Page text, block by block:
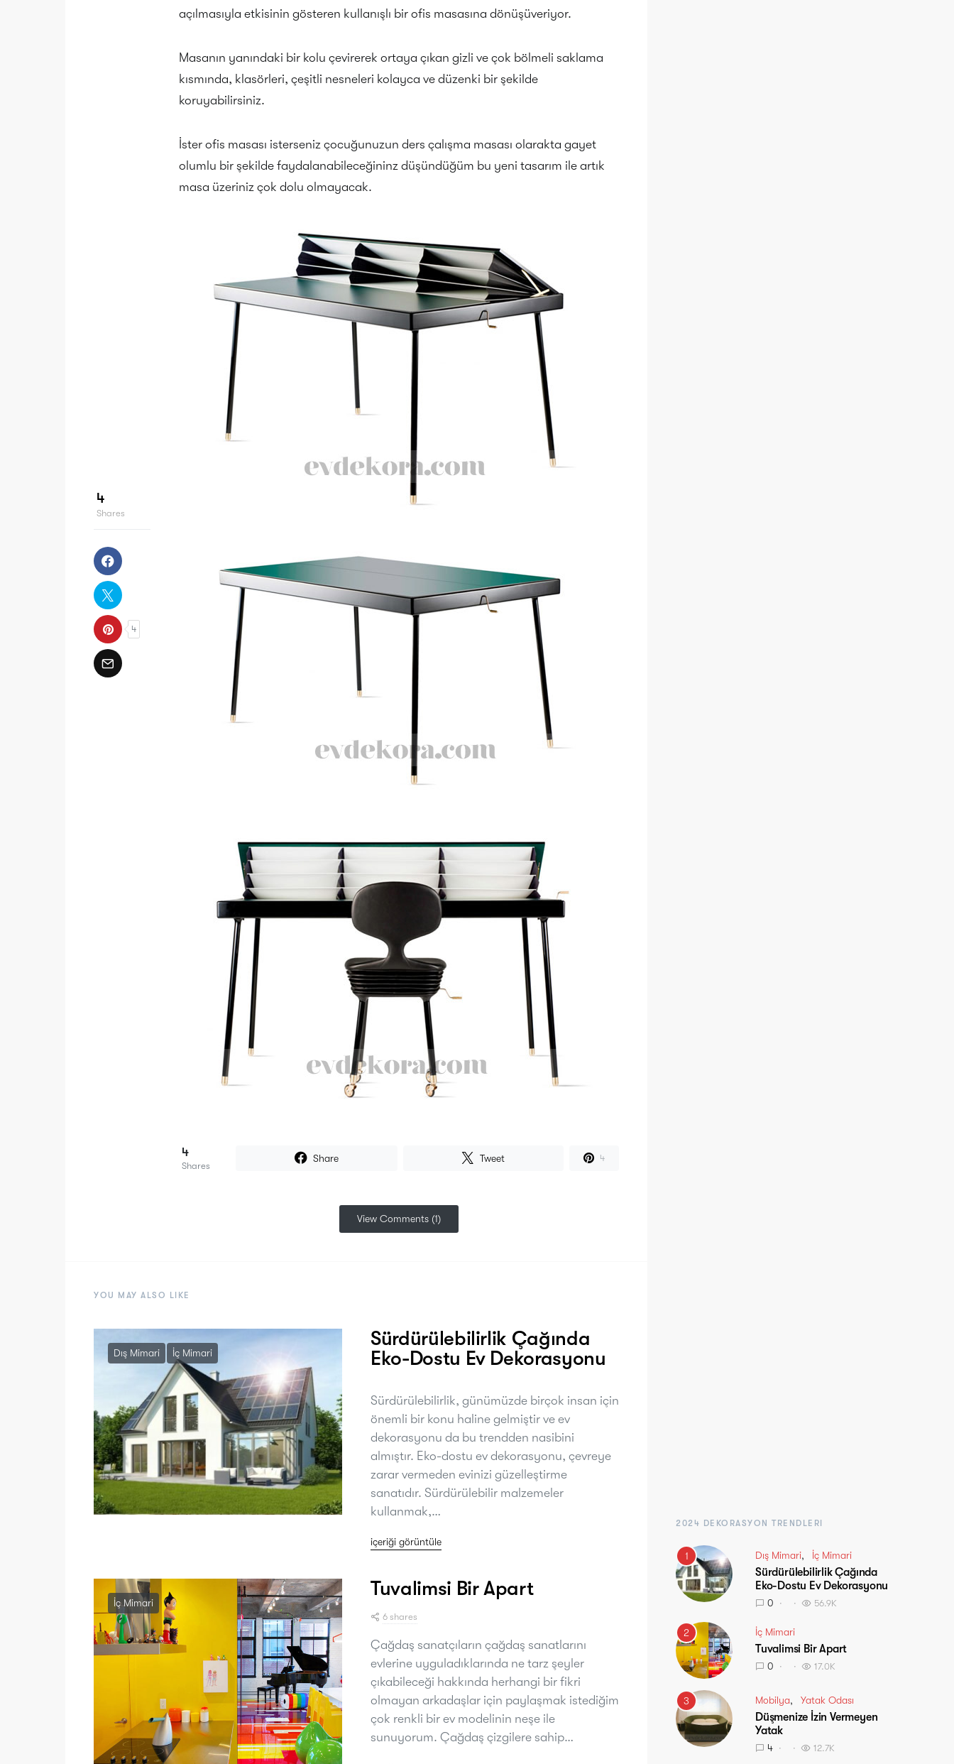
4
Shares
4
açılmasıyla etkisinin gösteren kullanışlı bir ofis masasına dönüşüveriyor.
Masanın yanındaki bir kolu çevirerek ortaya çıkan gizli ve çok bölmeli saklama
kısmında, klasörleri, çeşitli nesneleri kolayca ve düzenki bir şekilde
koruyabilirsiniz.
İster ofis masası isterseniz çocuğunuzun ders çalışma masası olarakta gayet
olumlu bir şekilde faydalanabileceğininz düşündüğüm bu yeni tasarım ile artık
masa üzeriniz çok dolu olmayacak.
4
Shares
Share Tweet 4
View Comments (1)
YOU MAY ALSO LIKE
Dış Mimari İç Mimari
Sürdürülebilirlik Çağında
Eko-Dostu Ev Dekorasyonu
Sürdürülebilirlik, günümüzde birçok insan için
önemli bir konu haline gelmiştir ve ev
dekorasyonu da bu trendden nasibini
almıştır. Eko-dostu ev dekorasyonu, çevreye
zarar vermeden evinizi güzelleştirme
sanatıdır. Sürdürülebilir malzemeler
kullanmak,…
içeriği görüntüle
İç Mimari
Tuvalimsi Bir Apart
6 shares
Çağdaş sanatçıların çağdaş sanatlarını
evlerine uyguladıklarında ne tarz şeyler
çıkabileceği hakkında herhangi bir fikri
olmayan arkadaşlar için paylaşmak istediğim
çok renkli bir ev modelinin neşe ile
sunuyorum. Çağdaş çizgilere sahip…
2024 DEKORASYON TRENDLERI
1 Dış Mimari İç Mimari
Sürdürülebilirlik Çağında
Eko-Dostu Ev Dekorasyonu
0 56.9K
2 İç Mimari
Tuvalimsi Bir Apart
0 17.0K
3 Mobilya Yatak Odası
Düşmenize İzin Vermeyen
Yatak
4 12.7K